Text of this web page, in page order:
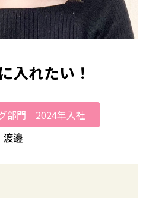
入れたい！
部門 2024年入社